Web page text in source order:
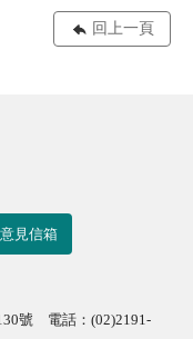
回上一頁
意見信箱
號 電話：(02)2191-